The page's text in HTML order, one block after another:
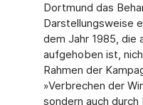
Dortmund das
Darstellungsweise
dem Jahr 1985, die
aufgehoben ist,
Rahmen der
»Verbrechen der
sondern auch